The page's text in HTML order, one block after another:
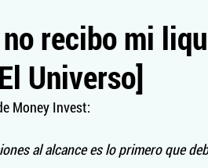
Libertad Emprendimiento
recibo mi
Universo]
Money Invest:
al alcance es lo primero que